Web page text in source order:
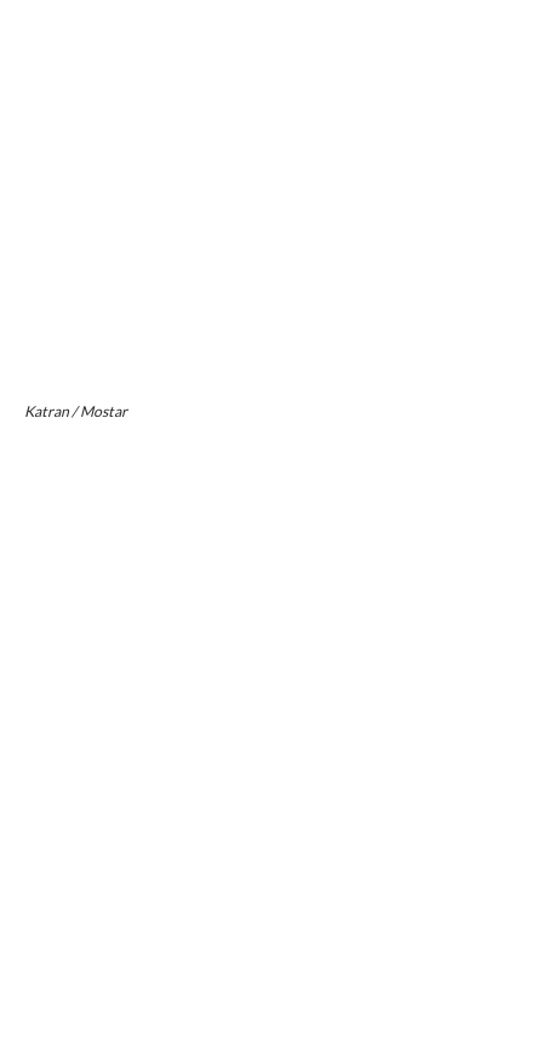
Katran / Mostar